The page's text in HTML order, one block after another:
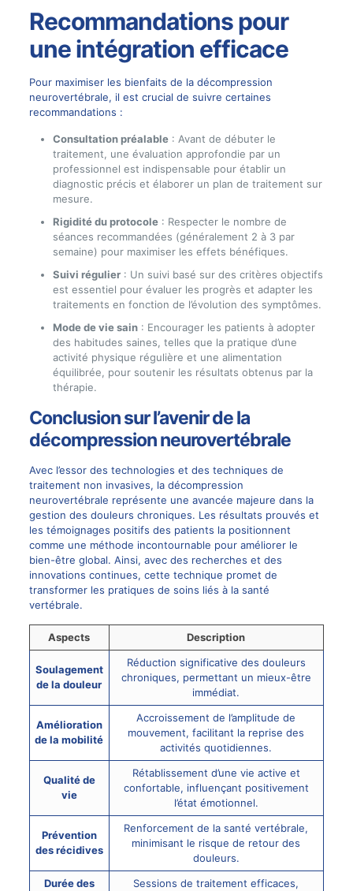
Recommandations pour
une intégration efficace
Pour maximiser les bienfaits de la décompression
neurovertébrale, il est crucial de suivre certaines
recommandations :
Consultation préalable: Avant de débuter le
traitement, une évaluation approfondie par un
professionnel est indispensable pour établir un
diagnostic précis et élaborer un plan de traitement sur
mesure.
Rigidité du protocole: Respecter le nombre de
séances recommandées (généralement 2 à 3 par
semaine) pour maximiser les effets bénéfiques.
Suivi régulier: Un suivi basé sur des critères objectifs
est essentiel pour évaluer les progrès et adapter les
traitements en fonction de l’évolution des symptômes.
Mode de vie sain: Encourager les patients à adopter
des habitudes saines, telles que la pratique d’une
activité physique régulière et une alimentation
équilibrée, pour soutenir les résultats obtenus par la
thérapie.
Conclusion sur l’avenir de la
décompression neurovertébrale
Avec l’essor des technologies et des techniques de
traitement non invasives, la décompression
neurovertébrale représente une avancée majeure dans la
gestion des douleurs chroniques. Les résultats prouvés et
les témoignages positifs des patients la positionnent
comme une méthode incontournable pour améliorer le
bien-être global. Ainsi, avec des recherches et des
innovations continues, cette technique promet de
transformer les pratiques de soins liés à la santé
vertébrale.
Aspects Description
Soulagement
de la douleur
Réduction significative des douleurs
chroniques, permettant un mieux-être
immédiat.
Amélioration
de la mobilité
Accroissement de l’amplitude de
mouvement, facilitant la reprise des
activités quotidiennes.
Qualité de
vie
Rétablissement d’une vie active et
confortable, influençant positivement
l’état émotionnel.
Prévention
des récidives
Renforcement de la santé vertébrale,
minimisant le risque de retour des
douleurs.
Durée des
Sessions de traitement efficaces,